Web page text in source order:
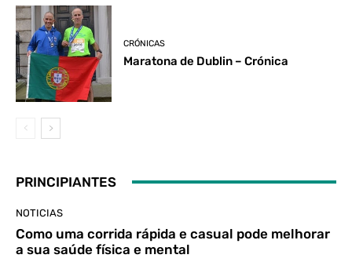
CRÓNICAS
Maratona de Dublin – Crónica
PRINCIPIANTES
NOTICIAS
Como uma corrida rápida e casual pode melhorar
a sua saúde física e mental